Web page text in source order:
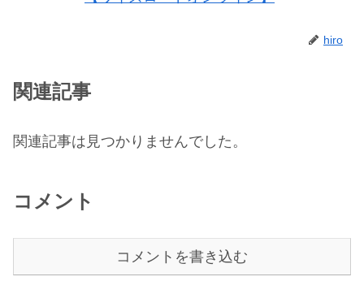
hiro
関連記事
関連記事は見つかりませんでした。
コメント
コメントを書き込む